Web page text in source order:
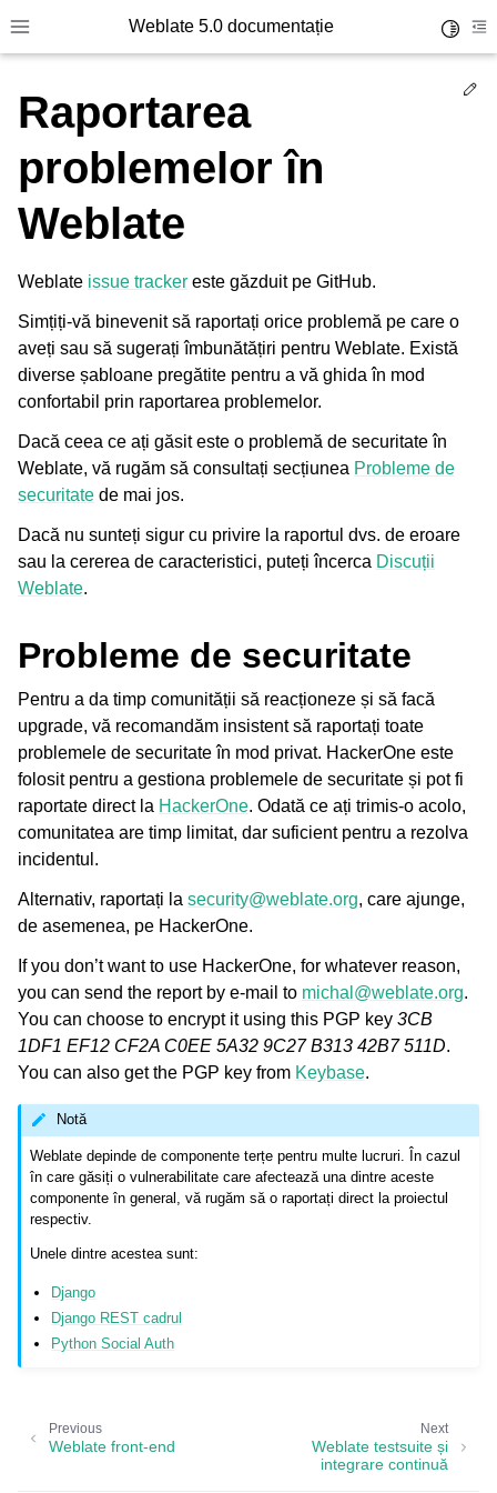
Toggle site navigation sidebar
Weblate 5.0 documentație
navigation of Formate de fișiere acceptate
Raportarea
problemelor în
Weblate
Weblate issue tracker este găzduit pe GitHub.
Simțiți-vă binevenit să raportați orice problemă pe care o
aveți sau să sugerați îmbunătățiri pentru Weblate. Există
diverse șabloane pregătite pentru a vă ghida în mod
confortabil prin raportarea problemelor.
Dacă ceea ce ați găsit este o problemă de securitate în
Weblate, vă rugăm să consultați secțiunea Probleme de
securitate de mai jos.
Dacă nu sunteți sigur cu privire la raportul dvs. de eroare
sau la cererea de caracteristici, puteți încerca Discuții
Weblate.
Probleme de securitate
Pentru a da timp comunității să reacționeze și să facă
upgrade, vă recomandăm insistent să raportați toate
problemele de securitate în mod privat. HackerOne este
folosit pentru a gestiona problemele de securitate și pot fi
raportate direct la HackerOne. Odată ce ați trimis-o acolo,
comunitatea are timp limitat, dar suficient pentru a rezolva
incidentul.
Alternativ, raportați la security@weblate.org, care ajunge,
de asemenea, pe HackerOne.
If you don’t want to use HackerOne, for whatever reason,
you can send the report by e-mail to michal @weblate.org.
You can choose to encrypt it using this PGP key 3CB
1DF1 EF12 CF2A C0EE 5A32 9C27 B313 42B7 511D.
You can also get the PGP key from Keybase.
Notă
Weblate depinde de componente terțe pentru multe lucruri. În cazul
în care găsiți o vulnerabilitate care afectează una dintre aceste
componente în general, vă rugăm să o raportați direct la proiectul
respectiv.
Unele dintre acestea sunt:
Django
Django REST cadrul
Python Social Auth
Next
Weblate testsuite și
integrare continuă
Previous
Weblate front-end